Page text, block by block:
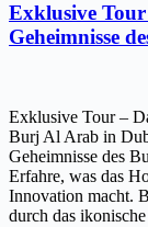
Exklusive
Geheimnisse
Exklusive Tour –
Burj Al Arab in
Geheimnisse des
Erfahre, was das
Innovation macht.
durch das